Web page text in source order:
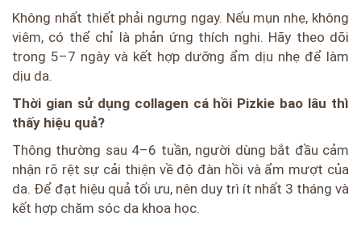
Không nhất thiết phải ngưng ngay. Nếu mụn nhẹ, không
viêm, có thể chỉ là phản ứng thích nghi. Hãy theo dõi
trong 5–7 ngày và kết hợp dưỡng ẩm dịu nhẹ để làm
dịu da.
Thời gian sử dụng collagen cá hồi Pizkie bao lâu thì
thấy hiệu quả?
Thông thường sau 4–6 tuần, người dùng bắt đầu cảm
nhận rõ rệt sự cải thiện về độ đàn hồi và ẩm mượt của
da. Để đạt hiệu quả tối ưu, nên duy trì ít nhất 3 tháng và
kết hợp chăm sóc da khoa học.